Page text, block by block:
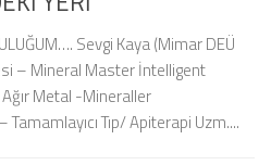
Sevgi Kaya (Mimar DEÜ
– Mineral Master İntelligent
Metal -Mineraller
Tıp/ Apiterapi Uzm....